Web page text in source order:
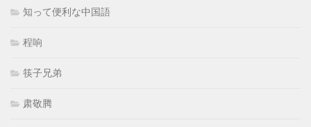
知って便利な中国語
程响
筷子兄弟
肃敬腾